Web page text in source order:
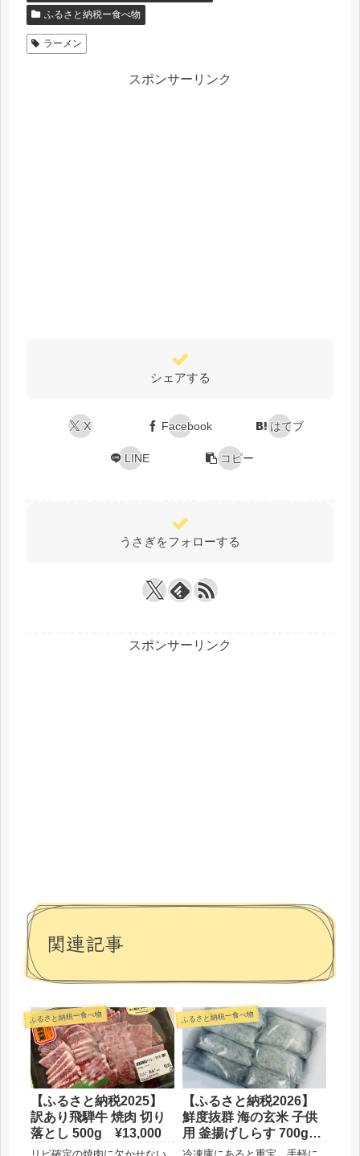
ふるさと納税ー食べ物
ラーメン
スポンサーリンク
シェアする
X Facebook はてブ
LINE コピー
うさぎをフォローする
スポンサーリンク
関連記事
ふるさと納税ー食べ物
【ふるさと納税2025】
訳あり飛騨牛 焼肉 切り
落とし 500g ¥13,000
ふるさと納税ー食べ物
【ふるさと納税2026】
鮮度抜群 海の玄米 子供
用 釜揚げしらす 700g
¥11,000